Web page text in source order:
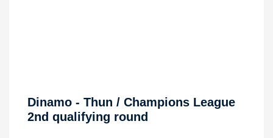
Dinamo - Thun / Champions League
2nd qualifying round